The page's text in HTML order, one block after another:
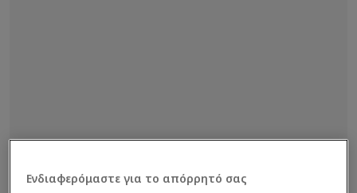
Ενδιαφερόμαστε για το απόρρητό σας